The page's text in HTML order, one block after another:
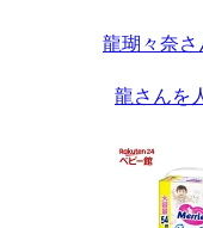
龍瑚々奈さ
龍さんを